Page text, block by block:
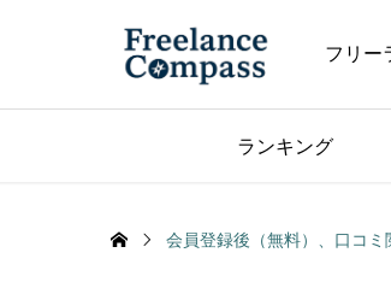
フリー
ランキング
会員登録後（無料）、口コ